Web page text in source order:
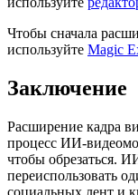
Чтобы сначала
используйте Magic
Заключение
Расширение кадра
процесс ИИ-
чтобы обрезаться.
переиспользовать
социальных лент и